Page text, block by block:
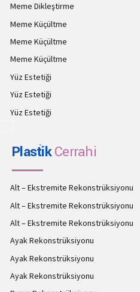
Meme Dikleştirme
Meme Küçültme
Meme Küçültme
Meme Küçültme
Yüz Estetiği
Yüz Estetiği
Yüz Estetiği
PlastikCerrahi
Alt – Ekstremite Rekonstrüksiyonu
Alt – Ekstremite Rekonstrüksiyonu
Alt – Ekstremite Rekonstrüksiyonu
Ayak Rekonstrüksiyonu
Ayak Rekonstrüksiyonu
Ayak Rekonstrüksiyonu